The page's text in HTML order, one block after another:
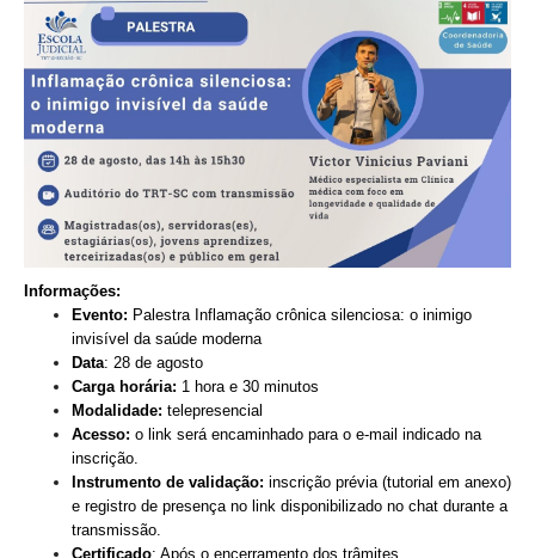
Informações:
Evento: Palestra Inflamação crônica silenciosa: o inimigo
invisível da saúde moderna
Data: 28 de agosto
Carga horária: 1 hora e 30 minutos
Modalidade: telepresencial
Acesso: o link será encaminhado para o e-mail indicado na
inscrição.
Instrumento de validação: inscrição prévia (tutorial em anexo)
e registro de presença no link disponibilizado no chat durante a
transmissão.
Certificado: Após o encerramento dos trâmites